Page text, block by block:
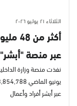
الثلاثاء ٢١ يوليو ٢٠٢٦
أكثر
عبر منصة "أبشر"
نفذت منصة وزارة
عبر أبشر أفراد وأعمال